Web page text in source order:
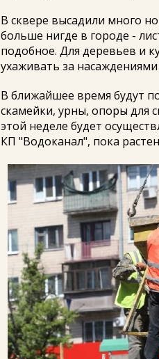
В сквере высадили много
больше нигде в городе -
подобное. Для деревьев и
ухаживать за
В ближайшее время будут
скамейки, урны, опоры для
этой неделе будет
КП "Водоканал", пока